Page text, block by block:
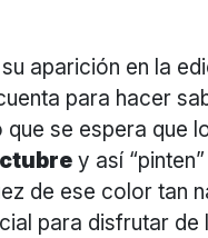
aparición en la
para hacer
se espera que
y así
de ese color tan
para disfrutar de